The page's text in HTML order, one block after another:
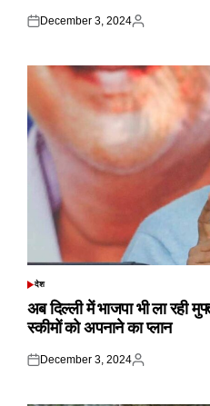
Posted
December 3, 2024
Posted
POSTED
देश
अब दिल्ली में भाजपा भी ला रही
स्कीमों को अपनाने का प्लान
Posted
December 3, 2024
Posted